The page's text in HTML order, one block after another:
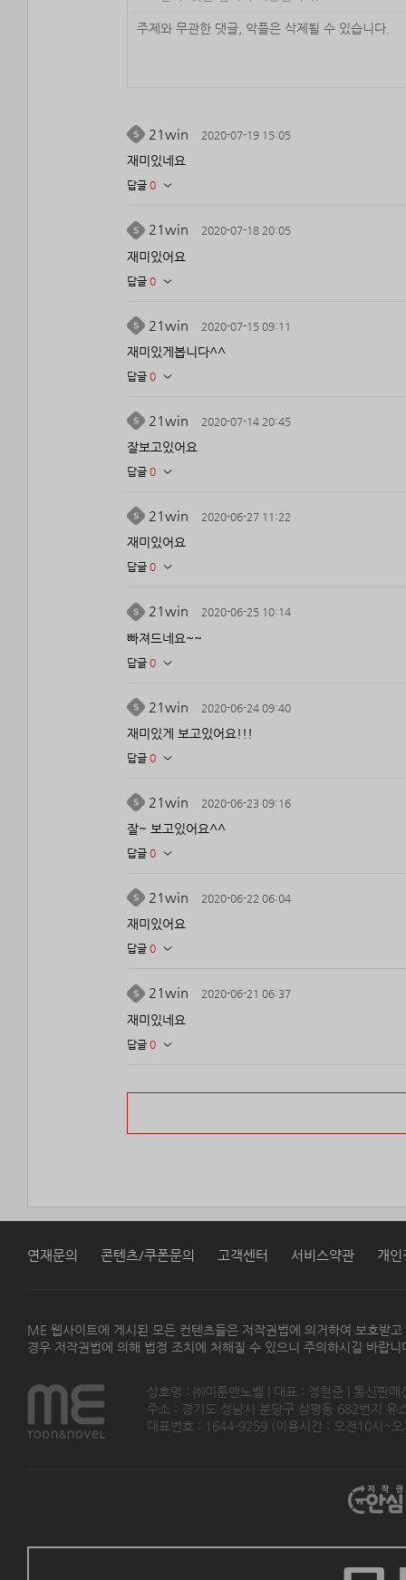
21win 2020-07-19 15:05
재미있네요
답글 0
21win 2020-07-18 20:05
재미있어요
답글 0
21win 2020-07-15 09:11
재미있게봅니다^^
답글 0
21win 2020-07-14 20:45
잘보고있어요
답글 0
21win 2020-06-27 11:22
재미있어요
답글 0
21win 2020-06-25 10:14
빠져드네요~~
답글 0
21win 2020-06-24 09:40
재미있게 보고있어요!!!
답글 0
21win 2020-06-23 09:16
잘~ 보고있어요^^
답글 0
21win 2020-06-22 06:04
재미있어요
답글 0
21win 2020-06-21 06:37
재미있네요
답글 0
연재문의 콘텐츠/쿠폰문의 고객센터 서비스약관 개인
ME 웹사이트에 게시된 모든 컨텐츠들은 저작권법에 의거하여 보호받
경우 저작권법에 의해 법정 조치에 처해질 수 있으니 주의하시길 바랍니
상호명 : ㈜미툰앤노벨 | 대표 : 정현준 | 통신판
주소 : 경기도 성남시 분당구 삼평동 682번지
대표번호 : 1644-9259 (이용시간 : 오전10시~